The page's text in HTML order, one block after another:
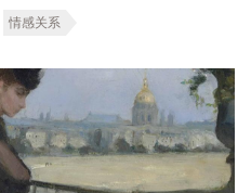
情感关系